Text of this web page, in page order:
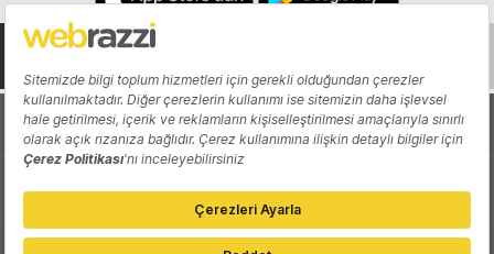
Hakkında Yazarlar
Katkıda Bulun Reklam